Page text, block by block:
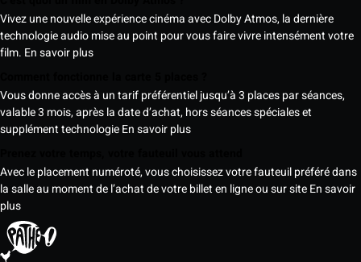
Vivez une nouvelle expérience cinéma avec Dolby Atmos, la dernière
technologie audio mise au point pour vous faire vivre intensément votre
film. En savoir plus
Vous donne accès à un tarif préférentiel jusqu’à 3 places par séances,
valable 3 mois, après la date d’achat, hors séances spéciales et
supplément technologieEn savoir plus
Avec le placement numéroté, vous choisissez votre fauteuil préféré dans
la salle au moment de l’achat de votre billet en ligne ou sur siteEn savoir
plus